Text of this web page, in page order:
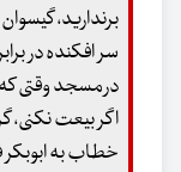
برندارید،
سر افکنده در
در مسجد وقتی که
اگر بیعت نکنی،
خطاب به ابوبکر